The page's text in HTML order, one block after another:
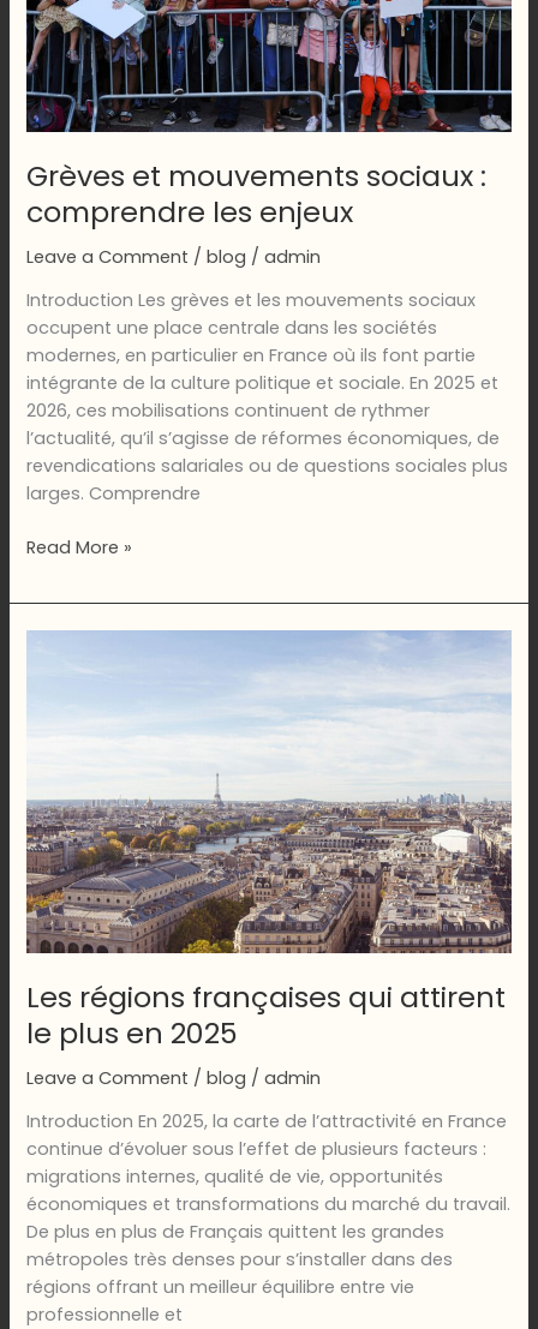
Grèves et mouvements sociaux :
comprendre les enjeux
Leave a Comment /blog /admin
Introduction Les grèves et les mouvements sociaux
occupent une place centrale dans les sociétés
modernes, en particulier en France où ils font partie
intégrante de la culture politique et sociale. En 2025 et
2026, ces mobilisations continuent de rythmer
l’actualité, qu’il s’agisse de réformes économiques, de
revendications salariales ou de questions sociales plus
larges. Comprendre
Grèves
mouvements
sociaux
Read More »
Les régions françaises qui attirent
le plus en 2025
Leave a Comment /blog /admin
Introduction En 2025, la carte de l’attractivité en France
continue d’évoluer sous l’effet de plusieurs facteurs :
migrations internes, qualité de vie, opportunités
économiques et transformations du marché du travail.
De plus en plus de Français quittent les grandes
métropoles très denses pour s’installer dans des
régions offrant un meilleur équilibre entre vie
professionnelle et